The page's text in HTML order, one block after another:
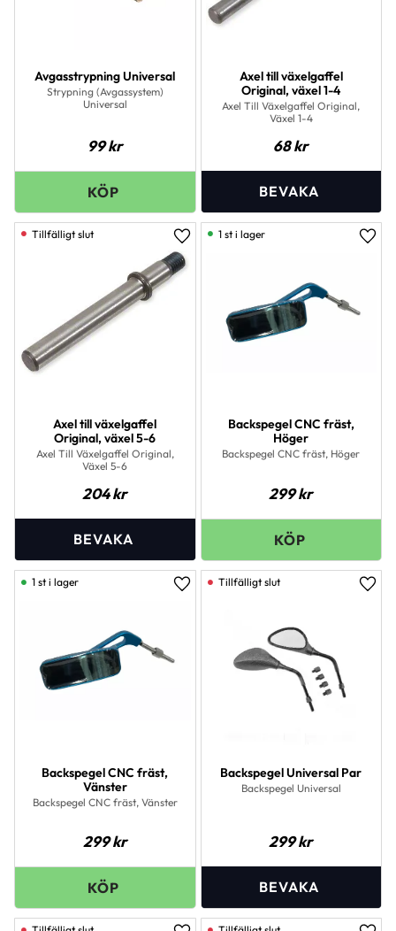
Avgasstrypning Universal
Strypning (Avgassystem)
Universal
99kr
Axel till växelgaffel
Original, växel 1-4
Axel Till Växelgaffel Original,
Växel 1-4
68kr
Axel till växelgaffel
Original, växel 5-6
Axel Till Växelgaffel Original,
Växel 5-6
204kr
Lägg till i favoriter
Backspegel CNC fräst,
Höger
Backspegel CNC fräst, Höger
299kr
1 st i lager
Backspegel CNC fräst,
Vänster
Backspegel CNC fräst, Vänster
299kr
Lägg till i favoriter
1 st i lager
Backspegel Universal Par
Backspegel Universal
299kr